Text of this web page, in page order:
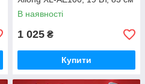
із перемиканням кольорів
В наявності
1 025 ₴
Купити